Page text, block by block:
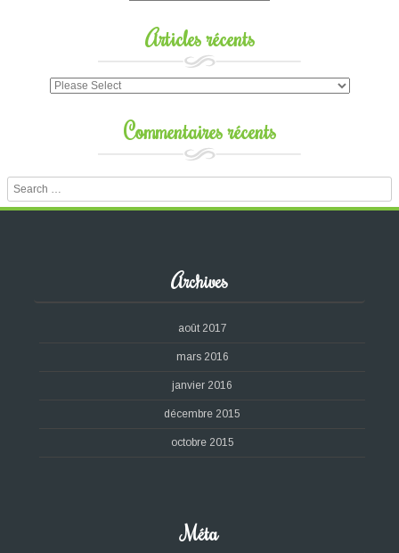
Articles récents
Commentaires récents
Search
Archives
août 2017
mars 2016
janvier 2016
décembre 2015
octobre 2015
Méta